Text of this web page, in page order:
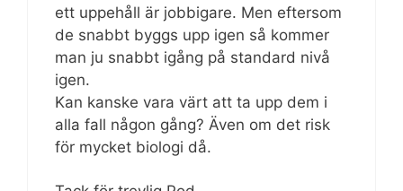
ett uppehåll är jobbigare. Men eftersom
de snabbt byggs upp igen så kommer
man ju snabbt igång på standard nivå
igen.
Kan kanske vara värt att ta upp dem i
alla fall någon gång? Även om det risk
för mycket biologi då.